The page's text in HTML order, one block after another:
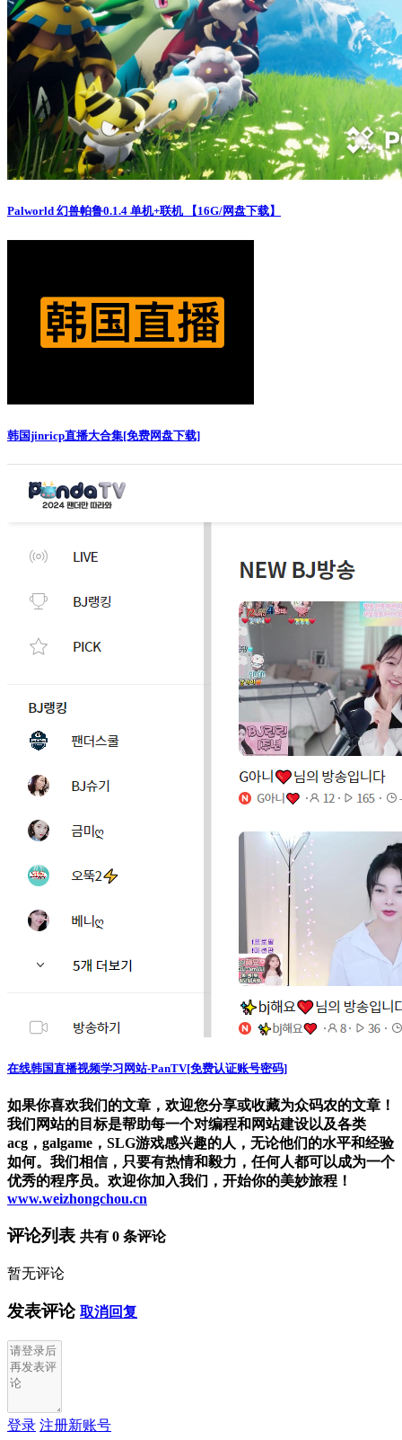
Palworld 幻兽帕鲁0.1.4 单机+联机 【16G/网盘下载】
韩国jinricp直播大合集[免费网盘下载]
在线韩国直播视频学习网站-PanTV[免费认证账号密码]
如果你喜欢我们的文章，欢迎您分享或收藏为众码农的文章！
我们网站的目标是帮助每一个对编程和网站建设以及各类
acg，galgame，SLG游戏感兴趣的人，无论他们的水平和经验
如何。我们相信，只要有热情和毅力，任何人都可以成为一个
优秀的程序员。欢迎你加入我们，开始你的美妙旅程！
www.weizhongchou.cn
评论列表 共有 0 条评论
暂无评论
发表评论 取消回复
登录 注册新账号